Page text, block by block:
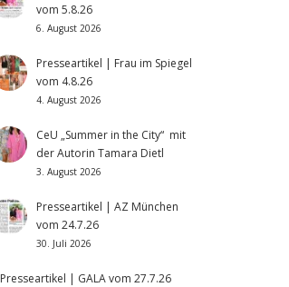
vom 5.8.26
6. August 2026
Presseartikel | Frau im Spiegel
vom 4.8.26
4. August 2026
CeU „Summer in the City“ mit
der Autorin Tamara Dietl
3. August 2026
Presseartikel | AZ München
vom 24.7.26
30. Juli 2026
Presseartikel | GALA vom 27.7.26